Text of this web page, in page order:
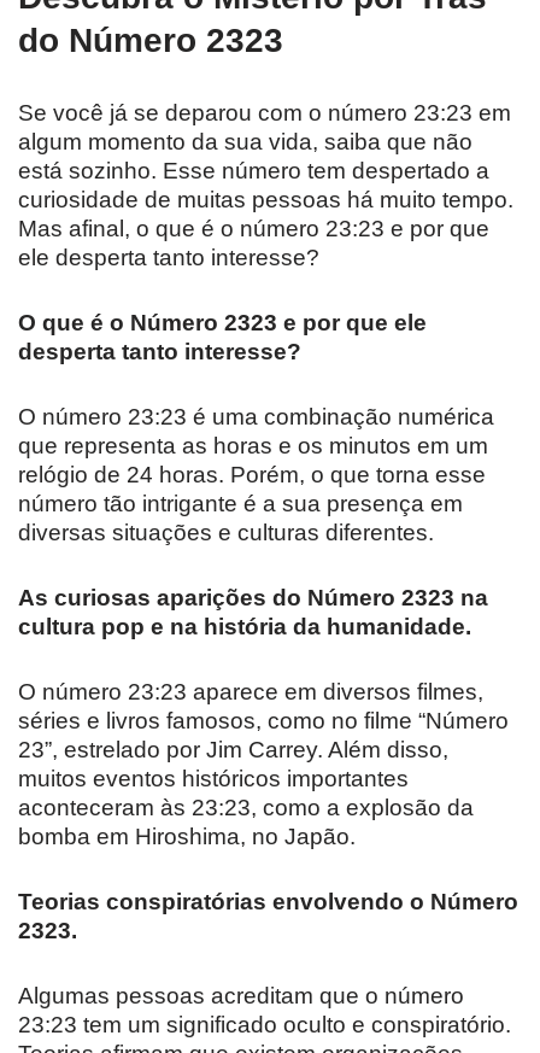
do Número 2323
Se você já se deparou com o número 23:23 em
algum momento da sua vida, saiba que não
está sozinho. Esse número tem despertado a
curiosidade de muitas pessoas há muito tempo.
Mas afinal, o que é o número 23:23 e por que
ele desperta tanto interesse?
O que é o Número 2323 e por que ele
desperta tanto interesse?
O número 23:23 é uma combinação numérica
que representa as horas e os minutos em um
relógio de 24 horas. Porém, o que torna esse
número tão intrigante é a sua presença em
diversas situações e culturas diferentes.
As curiosas aparições do Número 2323 na
cultura pop e na história da humanidade.
O número 23:23 aparece em diversos filmes,
séries e livros famosos, como no filme “Número
23”, estrelado por Jim Carrey. Além disso,
muitos eventos históricos importantes
aconteceram às 23:23, como a explosão da
bomba em Hiroshima, no Japão.
Teorias conspiratórias envolvendo o Número
2323.
Algumas pessoas acreditam que o número
23:23 tem um significado oculto e conspiratório.